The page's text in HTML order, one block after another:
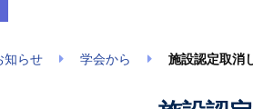
知らせ 学会から 施設認定取消